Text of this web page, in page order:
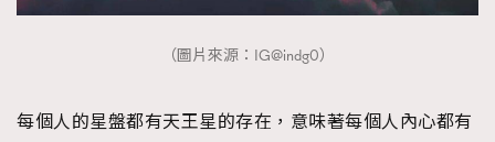
（圖片來源：IG@indg0）
每個人的星盤都有天王星的存在，意味著每個人內心都有